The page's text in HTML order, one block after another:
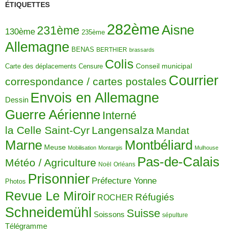
ÉTIQUETTES
130ème 231ème 235ème 282èmeAisne
Allemagne BENAS BERTHIER brassards
Carte des déplacements Censure Colis Conseil municipal
correspondance / cartes postales Courrier
Dessin Envois en Allemagne
Guerre Aérienne Interné
la Celle Saint-Cyr Langensalza Mandat
Marne Meuse Mobilisation Montargis Montbéliard Mulhouse
Météo / Agriculture Noël Orléans Pas-de-Calais
Photos Prisonnier Préfecture Yonne
Revue Le Miroir ROCHER Réfugiés
Schneidemühl Soissons Suisse sépulture
Télégramme